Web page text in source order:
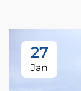
27
Jan